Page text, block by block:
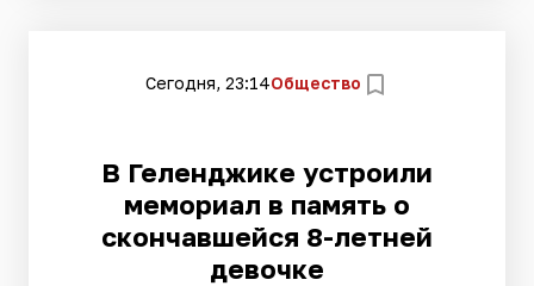
Сегодня, 23:14Общество
В Геленджике устроили
мемориал в память о
скончавшейся 8-летней
девочке